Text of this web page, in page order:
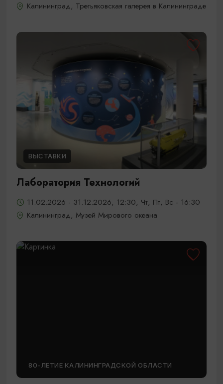
Калининград, Третьяковская галерея в Калининграде
ВЫСТАВКИ
Лаборатория Технологий
11.02.2026 - 31.12.2026, 12:30, Чт, Пт, Вс - 16:30
Калининград, Музей Мирового океана
80-ЛЕТИЕ КАЛИНИНГРАДСКОЙ ОБЛАСТИ